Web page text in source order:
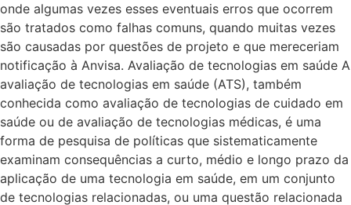
onde algumas vezes esses eventuais erros que ocorrem
são tratados como falhas comuns, quando muitas vezes
são causadas por questões de projeto e que mereceriam
notificação à Anvisa. Avaliação de tecnologias em saúde A
avaliação de tecnologias em saúde (ATS), também
conhecida como avaliação de tecnologias de cuidado em
saúde ou de avaliação de tecnologias médicas, é uma
forma de pesquisa de políticas que sistematicamente
examinam consequências a curto, médio e longo prazo da
aplicação de uma tecnologia em saúde, em um conjunto
de tecnologias relacionadas, ou uma questão relacionada